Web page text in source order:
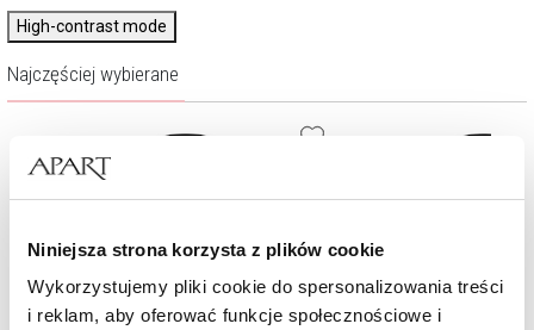
Niniejsza strona korzysta z plików cookie
Wykorzystujemy pliki cookie do spersonalizowania treści
i reklam, aby oferować funkcje społecznościowe i
High-contrast mode
Najczęściej wybierane